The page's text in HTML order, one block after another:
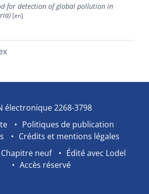
for detection of global pollution in
électronique 2268-3798
Politiques de publication
Crédits et mentions légales
neuf
Édité avec Lodel
Accès réservé